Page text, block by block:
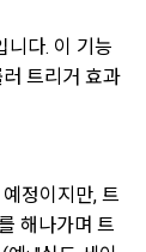
니다. 이 기능
트리거 효과
정이지만, 트
해나가며 트